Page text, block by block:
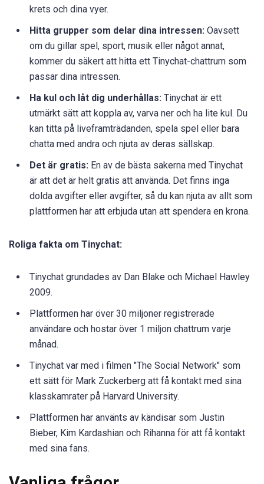
krets och dina vyer.
Hitta grupper som delar dina intressen: Oavsett
om du gillar spel, sport, musik eller något annat,
kommer du säkert att hitta ett Tinychat-chattrum som
passar dina intressen.
Ha kul och låt dig underhållas: Tinychat är ett
utmärkt sätt att koppla av, varva ner och ha lite kul. Du
kan titta på liveframträdanden, spela spel eller bara
chatta med andra och njuta av deras sällskap.
Det är gratis: En av de bästa sakerna med Tinychat
är att det är helt gratis att använda. Det finns inga
dolda avgifter eller avgifter, så du kan njuta av allt som
plattformen har att erbjuda utan att spendera en krona.
Roliga fakta om Tinychat:
Tinychat grundades av Dan Blake och Michael Hawley
2009.
Plattformen har över 30 miljoner registrerade
användare och hostar över 1 miljon chattrum varje
månad.
Tinychat var med i filmen "The Social Network" som
ett sätt för Mark Zuckerberg att få kontakt med sina
klasskamrater på Harvard University.
Plattformen har använts av kändisar som Justin
Bieber, Kim Kardashian och Rihanna för att få kontakt
med sina fans.